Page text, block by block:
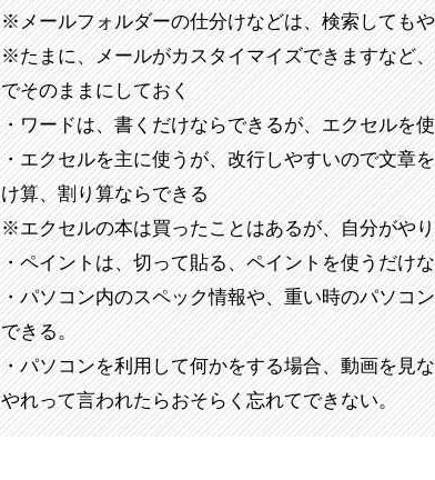
※メールフォルダーの仕分けなどは、検索してもや
※たまに、メールがカスタイマイズできますなど
でそのままにしておく
・ワードは、書くだけならできるが、エクセルを
・エクセルを主に使うが、改行しやすいので文章
け算、割り算ならできる
※エクセルの本は買ったことはあるが、自分がやり
・ペイントは、切って貼る、ペイントを使うだけ
・パソコン内のスペック情報や、重い時のパソコ
できる。
・パソコンを利用して何かをする場合、動画を見
やれって言われたらおそらく忘れてできない。